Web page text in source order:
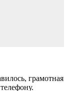
грамотная